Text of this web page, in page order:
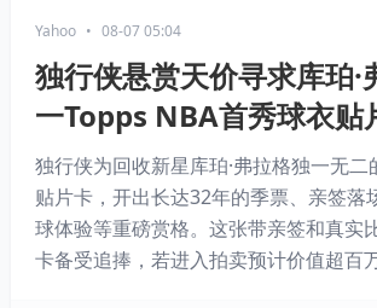
Yahoo • 08-07 05:04
独行侠悬赏天价寻求库珀·
一Topps NBA首秀球衣贴
独行侠为回收新星库珀·弗拉格独一无二
贴片卡，开出长达32年的季票、亲签落
球体验等重磅赏格。这张带亲签和真实
卡备受追捧，若进入拍卖预计价值超百